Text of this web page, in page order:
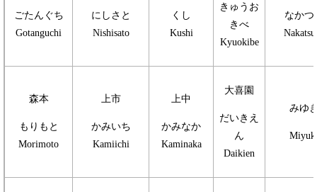
ごたんぐち
Gotanguchi
にしさと
Nishisato
くし
Kushi
きゅうお
きべ
Kyuokibe
なかつ
森本
もりもと
Morimoto
上市
かみいち
Kamiichi
上中
かみなか
Kaminaka
大喜園
だいきえ
ん
Daikien
みゆ